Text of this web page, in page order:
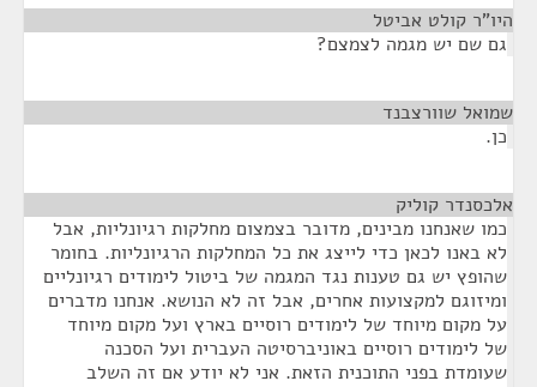
היו"ר קולט אביטל
גם שם יש מגמה לצמצם?
שמואל שוורצבנד
כן.
אלכסנדר קוליק
כמו שאנחנו מבינים, מדובר בצמצום מחלקות רגיונליות, אבל
לא באנו לכאן כדי לייצג את כל המחלקות הרגיונליות. בחומר
שהופץ יש גם טענות נגד המגמה של ביטול לימודים רגיונליים
ומיזוגם למקצועות אחרים, אבל זה לא הנושא. אנחנו מדברים
על מקום מיוחד של לימודים רוסיים בארץ ועל מקום מיוחד
של לימודים רוסיים באוניברסיטה העברית ועל הסכנה
שעומדת בפני התוכנית הזאת. אני לא יודע אם זה השלב